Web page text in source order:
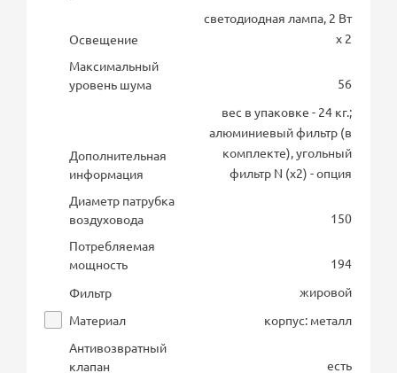
Освещение
светодиодная лампа, 2 Вт
х 2
Максимальный
уровень шума
56
Дополнительная
информация
вес в упаковке - 24 кг.;
алюминиевый фильтр (в
комплекте), угольный
фильтр N (х2) - опция
Диаметр патрубка
воздуховода
150
Потребляемая
мощность
194
Фильтр
жировой
Материал
корпус: металл
Антивозвратный
клапан
есть